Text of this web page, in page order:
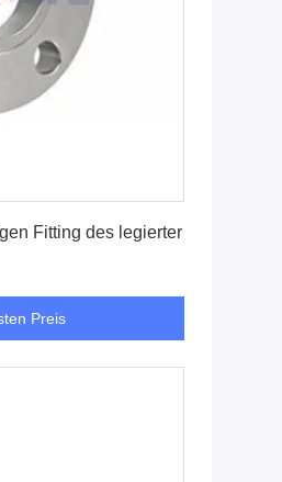
Fitting des legierter
Preis